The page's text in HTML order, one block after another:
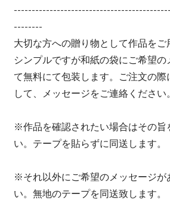
--------
大切な方への贈り物として作品をご
シンプルですが和紙の袋にご希望の
て無料にて包装します。ご注文の際
して、メッセージをご連絡ください。
※作品を確認されたい場合はその旨
い。テープを貼らずに同送します。
※それ以外にご希望のメッセージが
い。無地のテープを同送致します。